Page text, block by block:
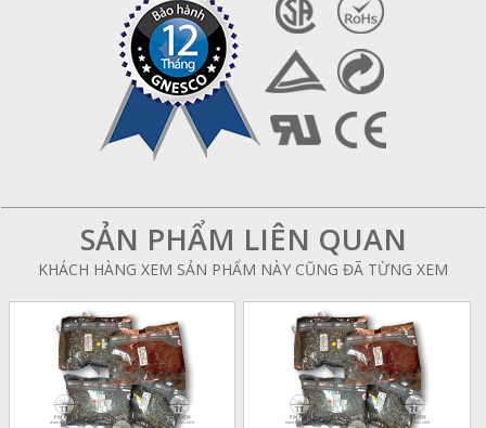
SẢN PHẨM LIÊN QUAN
KHÁCH HÀNG XEM SẢN PHẨM NÀY CŨNG ĐÃ TỪNG XEM